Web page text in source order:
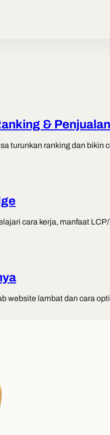
& Penjualan
turunkan ranking dan bikin
cara kerja, manfaat
website lambat dan cara